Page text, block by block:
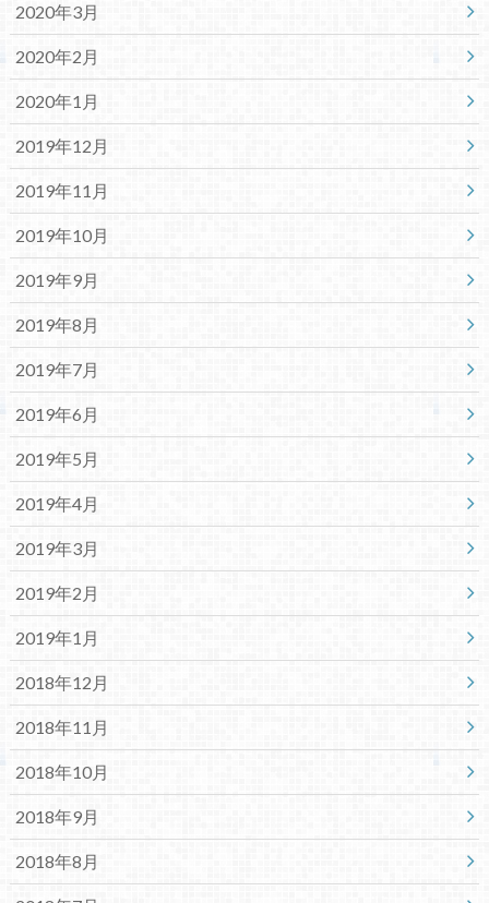
2020年3月
2020年2月
2020年1月
2019年12月
2019年11月
2019年10月
2019年9月
2019年8月
2019年7月
2019年6月
2019年5月
2019年4月
2019年3月
2019年2月
2019年1月
2018年12月
2018年11月
2018年10月
2018年9月
2018年8月